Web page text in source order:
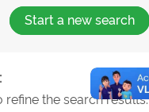
Start a new search
refine the search results.